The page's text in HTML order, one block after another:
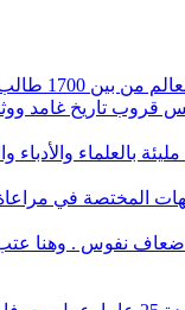
لعام 2022م.
قروب تاريخ غامد
والأدباء
المختصة في
ضعاف نفوس . وهنا